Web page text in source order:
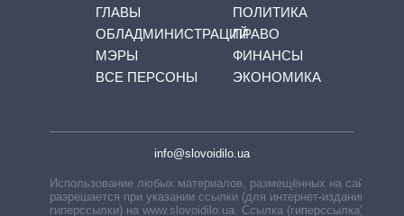
ГЛАВЫ
ОБЛАДМИНИСТРАЦИЙ
МЭРЫ
ВСЕ ПЕРСОНЫ
ПОЛИТИКА
ПРАВО
ФИНАНСЫ
ЭКОНОМИКА
info@slovoidilo.ua
Использование любых материалов, размещённых на сайте,
разрешается при указании ссылки (для интернет-изданий —
гиперссылки) на www.slovoidilo.ua. Ссылка (гиперссылка)